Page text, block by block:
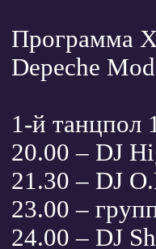
Программа
Depeche
1-й танцпол
20.00 – DJ
21.30 – DJ
23.00 –
24.00 – DJ